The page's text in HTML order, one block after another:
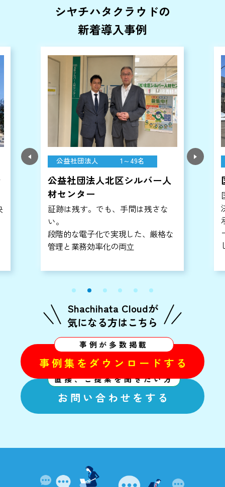
シヤチハタクラウドの
新着導入事例
教育 300～499名
国立大学法人室蘭工業大学
国立大学のDXを加速させる「電子
決裁」の力。
承認状況の可視化、意思決定のスピ
ードアップ、省スペース化による新
しい働き方の実現
Shachihata Cloudが
気になる方はこちら
直接、ご提案を聞きたい方
お問い合わせをする
事例が多数掲載
事例集をダウンロードする